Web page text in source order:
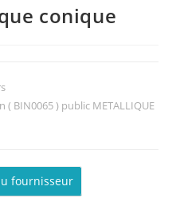
conique
BIN0065 ) public METALLIQUE
fournisseur